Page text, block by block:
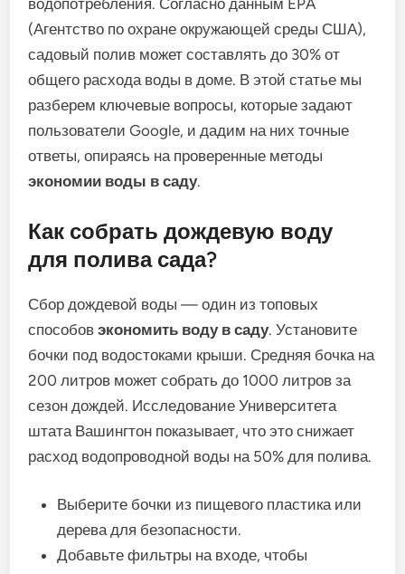
водопотребления. Согласно данным EPA
(Агентство по охране окружающей среды США),
садовый полив может составлять до 30% от
общего расхода воды в доме. В этой статье мы
разберем ключевые вопросы, которые задают
пользователи Google, и дадим на них точные
ответы, опираясь на проверенные методы
экономии воды в саду.
Как собрать дождевую воду
для полива сада?
Сбор дождевой воды — один из топовых
способовэкономить воду в саду. Установите
бочки под водостоками крыши. Средняя бочка на
200 литров может собрать до 1000 литров за
сезон дождей. Исследование Университета
штата Вашингтон показывает, что это снижает
расход водопроводной воды на 50% для полива.
Выберите бочки из пищевого пластика или
дерева для безопасности.
Добавьте фильтры на входе, чтобы